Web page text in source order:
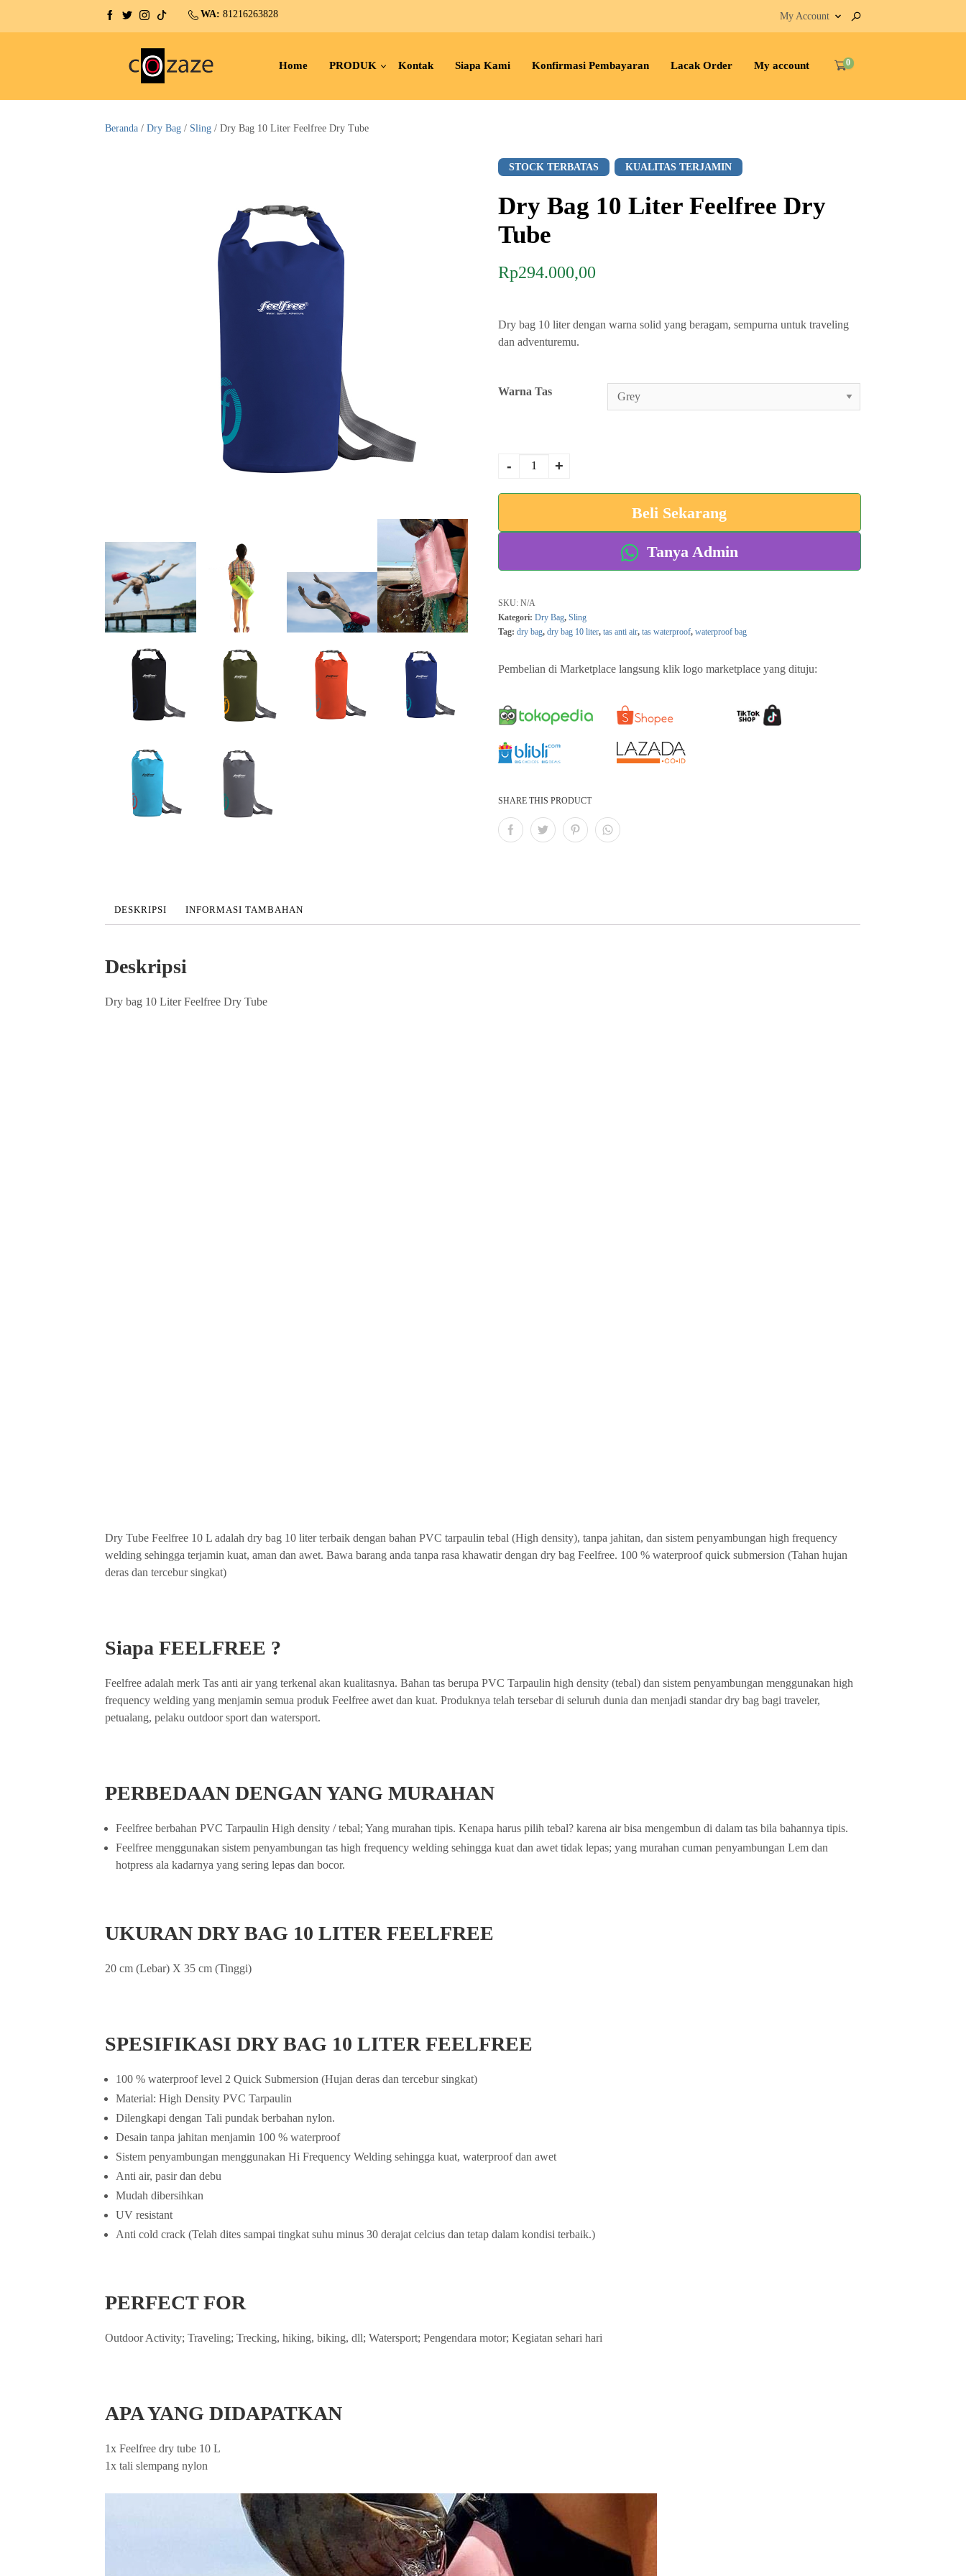
WA: 81216263828 My Account
Home PRODUK Kontak Siapa Kami Konfirmasi Pembayaran Lacak Order My account 0
Beranda /Dry Bag / Sling / Dry Bag 10 Liter Feelfree Dry Tube
STOCK TERBATAS KUALITAS TERJAMIN
Dry Bag 10 Liter Feelfree Dry
Tube
Rp294.000,00
Dry bag 10 liter dengan warna solid yang beragam, sempurna untuk traveling
dan adventuremu.
Warna Tas
Liter Feelfree Dry
- +
Beli Sekarang
Tanya Admin
SKU:N/A
Kategori:Dry Bag,Sling
Tag:dry bag,dry bag 10 liter,tas anti air,tas waterproof,waterproof bag
Pembelian di Marketplace langsung klik logo marketplace yang dituju:
SHARE THIS PRODUCT
DESKRIPSI INFORMASI TAMBAHAN
Deskripsi
Dry bag 10 Liter Feelfree Dry Tube
Dry Tube Feelfree 10 L adalah dry bag 10 liter terbaik dengan bahan PVC tarpaulin tebal (High density), tanpa jahitan, dan sistem penyambungan high frequency
welding sehingga terjamin kuat, aman dan awet. Bawa barang anda tanpa rasa khawatir dengan dry bag Feelfree. 100 % waterproof quick submersion (Tahan hujan
deras dan tercebur singkat)
Siapa FEELFREE ?
Feelfree adalah merk Tas anti air yang terkenal akan kualitasnya. Bahan tas berupa PVC Tarpaulin high density (tebal) dan sistem penyambungan menggunakan high
frequency welding yang menjamin semua produk Feelfree awet dan kuat. Produknya telah tersebar di seluruh dunia dan menjadi standar dry bag bagi traveler,
petualang, pelaku outdoor sport dan watersport.
PERBEDAAN DENGAN YANG MURAHAN
Feelfree berbahan PVC Tarpaulin High density / tebal; Yang murahan tipis. Kenapa harus pilih tebal? karena air bisa mengembun di dalam tas bila bahannya tipis.
Feelfree menggunakan sistem penyambungan tas high frequency welding sehingga kuat dan awet tidak lepas; yang murahan cuman penyambungan Lem dan
hotpress ala kadarnya yang sering lepas dan bocor.
UKURAN DRY BAG 10 LITER FEELFREE
20 cm (Lebar) X 35 cm (Tinggi)
SPESIFIKASI DRY BAG 10 LITER FEELFREE
100 % waterproof level 2 Quick Submersion (Hujan deras dan tercebur singkat)
Material: High Density PVC Tarpaulin
Dilengkapi dengan Tali pundak berbahan nylon.
Desain tanpa jahitan menjamin 100 % waterproof
Sistem penyambungan menggunakan Hi Frequency Welding sehingga kuat, waterproof dan awet
Anti air, pasir dan debu
Mudah dibersihkan
UV resistant
Anti cold crack (Telah dites sampai tingkat suhu minus 30 derajat celcius dan tetap dalam kondisi terbaik.)
PERFECT FOR
Outdoor Activity; Traveling; Trecking, hiking, biking, dll; Watersport; Pengendara motor; Kegiatan sehari hari
APA YANG DIDAPATKAN
1x Feelfree dry tube 10 L
1x tali slempang nylon